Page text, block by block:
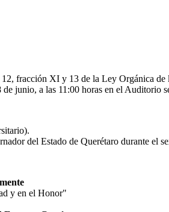
fracción XI y 13 de la Ley Orgánica
junio, a las 11:00 horas en el Auditorio
del Estado de Querétaro durante el
y en el Honor"